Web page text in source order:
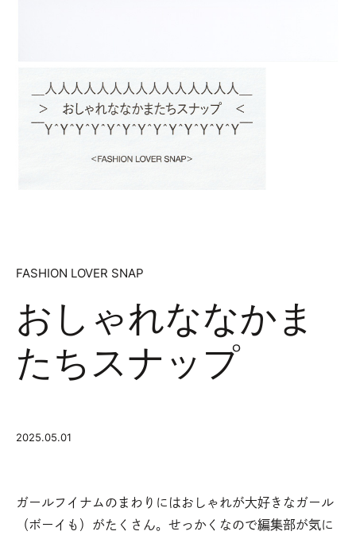
FASHION LOVER SNAP
おしゃれななかま
たちスナップ
2025.05.01
ガールフイナムのまわりにはおしゃれが大好きなガール
（ボーイも）がたくさん。 せっかくなので編集部が気に